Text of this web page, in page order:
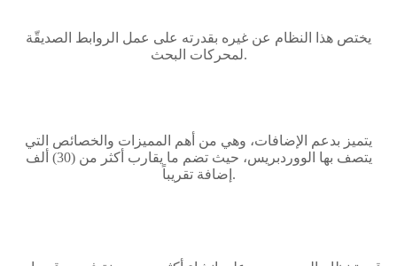
يختص هذا النظام عن غيره بقدرته على عمل الروابط الصديقّة
لمحركات البحث.
يتميز بدعم الإضافات، وهي من أهم المميزات والخصائص التي
يتصف بها الووردبريس، حيث تضم ما يقارب أكثر من (30) ألف
إضافة تقريباً.